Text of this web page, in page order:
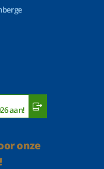
aan!
onze